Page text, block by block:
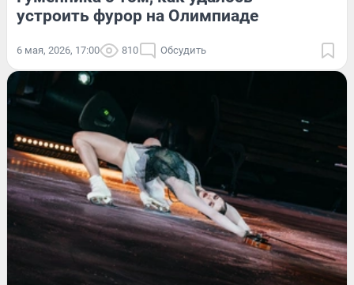
устроить фурор на Олимпиаде
6 мая, 2026, 17:00 810 Обсудить